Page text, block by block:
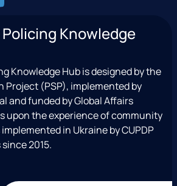
Knowledge
Knowledge Hub is designed by the
Project (PSP), implemented by
and funded by Global Affairs
upon the experience of community
in Ukraine by CUPDP
2015.